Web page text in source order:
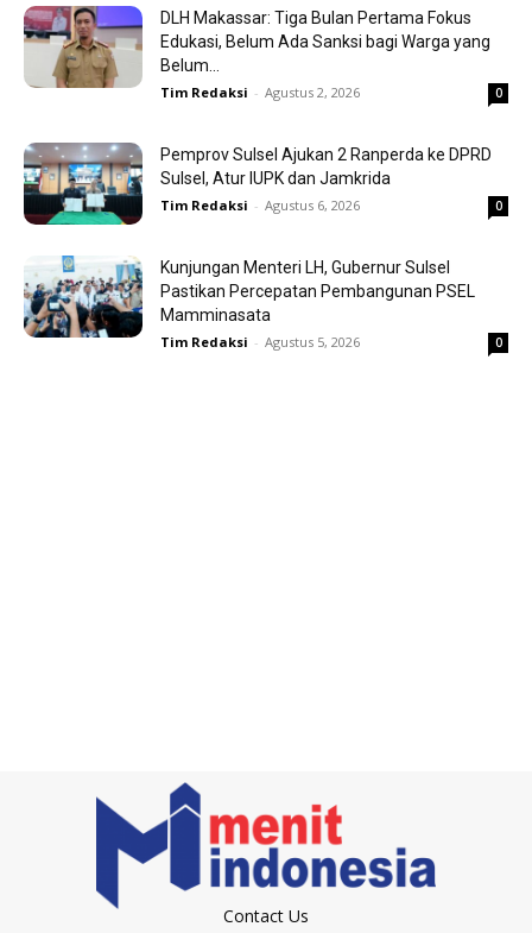
DLH Makassar: Tiga Bulan Pertama Fokus
Edukasi, Belum Ada Sanksi bagi Warga yang
Belum...
Tim Redaksi - Agustus 2, 2026 0
Pemprov Sulsel Ajukan 2 Ranperda ke DPRD
Sulsel, Atur IUPK dan Jamkrida
Tim Redaksi - Agustus 6, 2026 0
Kunjungan Menteri LH, Gubernur Sulsel
Pastikan Percepatan Pembangunan PSEL
Mamminasata
Tim Redaksi - Agustus 5, 2026 0
Contact Us